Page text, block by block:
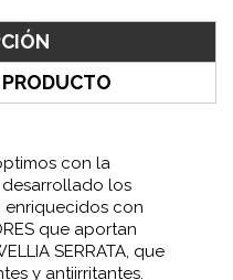
con la
desarrollado los
enriqueci­dos con
que aportan
SERRATA, que
y antiirritantes.